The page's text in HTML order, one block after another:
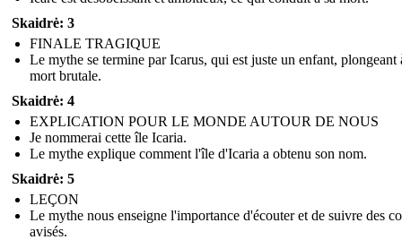
Skaidrė: 3
FINALE TRAGIQUE
Le mythe se termine par Icarus, qui est juste un enfant, plongeant
mort brutale.
Skaidrė: 4
EXPLICATION POUR LE MONDE AUTOUR DE NOUS
Je nommerai cette île Icaria.
Le mythe explique comment l'île d'Icaria a obtenu son nom.
Skaidrė: 5
LEÇON
Le mythe nous enseigne l'importance d'écouter et de suivre des
avisés.